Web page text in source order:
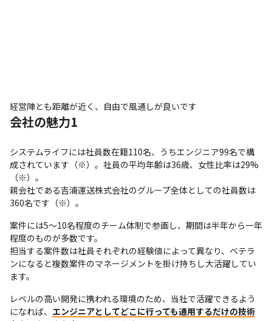
経営陣とも距離が近く、自由で風通しが良いです
会社の魅力1
システムライフには社員数在籍110名、うちエンジニア99名で構
成されています（※）。社員の平均年齢は36歳、女性比率は29%
（※）。
親会社である吉浦運送株式会社のグループ全体としての社員数は
360名です（※）。
案件には5～10名程度のチーム体制で参画し、期間は半年から一年
程度のものが多数です。
担当する案件数は社員それぞれの経験値によって異なり、ベテラ
ンになると複数案件のマネージメントを掛け持ちし大活躍してい
ます。
レベルの高い開発に携われる環境のため、当社で活躍できるよう
になれば、 エンジニアとしてどこに行っても通用するだけの技術